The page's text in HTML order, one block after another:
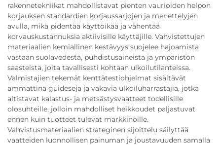
rakennetekniikat mahdollistavat pienten vaurioiden helpon
korjauksen standardien korjaussarjojen ja menettelyjen
avulla, mikä pidentää käyttöikää ja vähentää
korvauskustannuksia aktiivisille käyttäjille. Vahvistettujen
materiaalien kemiallinen kestävyys suojelee hajoamista
vastaan suolavedestä, puhdistusaineista ja ympäristön
saasteista, joita tavallisesti kohtaan ulkoilutilanteissa.
Valmistajien tekemät kenttätestiohjelmat sisältävät
ammattinä guideseja ja vakavia ulkoiluharrastajia, jotka
altistavat kalastus- ja metsästysvaatteet todellisille
olosuhteille, jolloin mahdolliset heikkoudet paljastuvat
ennen kuin tuotteet tulevat markkinoille.
Vahvistusmateriaalien strateginen sijoittelu säilyttää
vaatteiden luonnollisen painuman ja joustavuuden samalla